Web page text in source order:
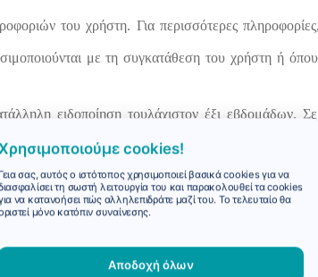
του χρήστη. Για περισσότερες
με τη συγκατάθεση του χρήστη ή
ειδοποίηση τουλάχιστον έξι εβδομάδων.
κατά την οποία θα τεθούν σε ισχύ οι
την ημερομηνία ανακοίνωσης, το τροποποιημένο
των συνθηκών.
της Σύμβασης των Ηνωμένων Εθνών
διαφορές που προκύπτουν ή σχετίζονται με
είναι το Βερολίνο.
των γενικών όρων και προϋποθέσεων,
της γερμανικής έκδοσης, θα επικρατήσει η
cookies!
Γεια σας, αυτός ο ιστότοπος χρησιμοποιεί βασικά cookies για να
τη σωστή λειτουργία του και παρακολουθεί τα cookies
να κατανοήσει πώς αλληλεπιδράτε μαζί του. Το τελευταίο θα
μόνο κατόπιν συναίνεσης.
Αποδοχή όλων